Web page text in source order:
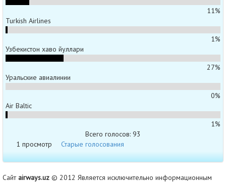
11%
Turkish Airlines
1%
Узбекистон хаво йуллари
27%
Уральские авиалинии
0%
Air Baltic
1%
Всего голосов: 93
1 просмотр
Старые голосования
Сайтairways.uz © 2012 Является исключительно информационным